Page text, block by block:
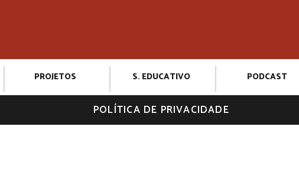
PROJETOS S. EDUCATIVO PODCAST
POLÍTICA DE PRIVACIDADE